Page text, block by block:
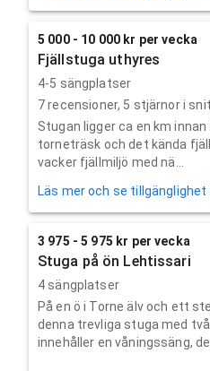
5 000 - 10 000 kr per vecka
Fjällstuga uthyres
4-5 sängplatser
7recensioner, 5 stjärnor i
Stugan ligger ca en km
torneträsk och det kända
vacker fjällmiljö med nä...
Läs mer och se
3 975 - 5 975 kr per vecka
Stuga på ön Lehtissari
4 sängplatser
På en ö i Torne älv och ett
denna trevliga stuga med
innehåller en våningssäng,